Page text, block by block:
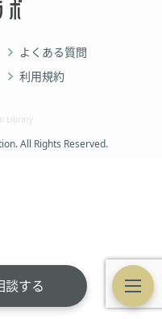
談する
よくある質問
利用規約
Library
All Rights Reserved.